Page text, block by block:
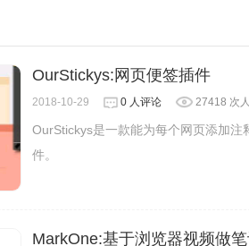
方的搜索框输入关键字就可以找到你
每条笔记的右上角，弹出【Delete】
OurStickys:网页便签插件
2018-10-29 0 人评论 27418 次
OurStickys是一款能为每个网页添加
件。
MarkOne:基于浏览器视频做